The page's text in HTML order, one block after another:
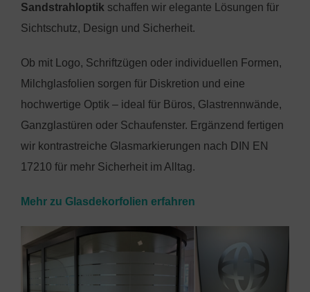
Sandstrahloptik schaffen wir elegante Lösungen für
Sichtschutz, Design und Sicherheit.
Ob mit Logo, Schriftzügen oder individuellen Formen,
Milchglasfolien sorgen für Diskretion und eine
hochwertige Optik – ideal für Büros, Glastrennwände,
Ganzglastüren oder Schaufenster. Ergänzend fertigen
wir kontrastreiche Glasmarkierungen nach DIN EN
17210 für mehr Sicherheit im Alltag.
Mehr zu Glasdekorfolien erfahren